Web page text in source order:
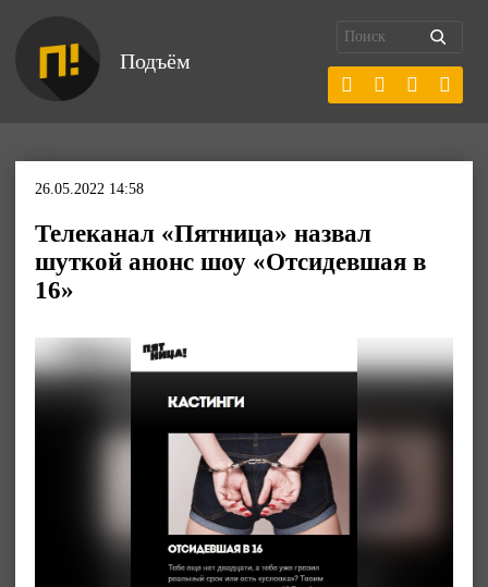
Подъём
26.05.2022 14:58
Телеканал «Пятница» назвал
шуткой анонс шоу «Отсидевшая в
16»